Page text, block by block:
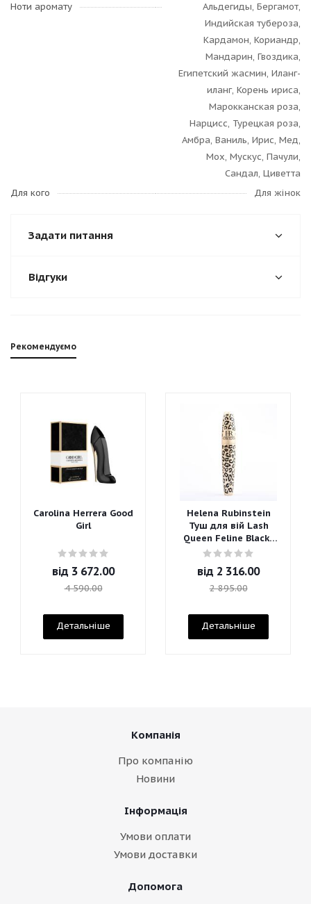
Ноти аромату
Альдегиды, Бергамот,
Индийская тубероза,
Кардамон, Кориандр,
Мандарин, Гвоздика,
Египетский жасмин, Иланг-
иланг, Корень ириса,
Марокканская роза,
Нарцисс, Турецкая роза,
Амбра, Ваниль, Ирис, Мед,
Мох, Мускус, Пачули,
Сандал, Циветта
Для кого
Для жінок
Задати питання
Відгуки
Рекомендуємо
Carolina Herrera Good
Girl
від 3 672.00
4 590.00
Детальніше
Helena Rubinstein
Туш для вій Lash
Queen Feline Blacks
Mascara
від 2 316.00
2 895.00
Детальніше
Компанія
Про компанію
Новини
Інформація
Умови оплати
Умови доставки
Допомога